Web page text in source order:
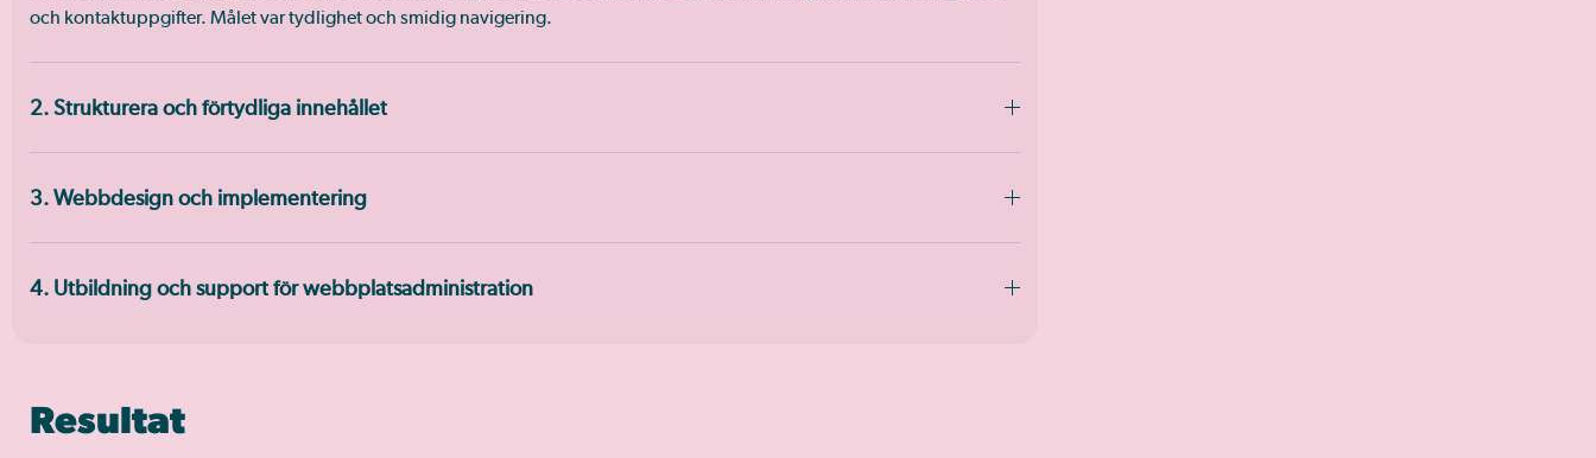
och kontaktuppgifter. Målet var tydlighet och smidig navigering.
2. Strukturera och förtydliga innehållet
3. Webbdesign och implementering
4. Utbildning och support för webbplatsadministration
Resultat